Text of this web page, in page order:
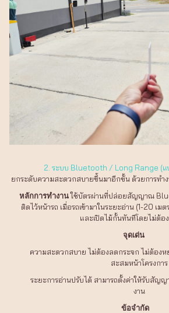
2. ระบบ Bluetooth / Long Range (แ
ยกระดับความสะดวกสบายขึ้นมาอีกขั้น ด้วยการทำ
หลักการทำงานใช้บัตรผ่านที่ปล่อยสัญญาณ
ติดไว้หน้ารถ เมื่อรถเข้ามาในระยะอ่าน (1-20 เ
และเปิดไม้กั้นทันทีโดยไม่ต้อ
จุดเด่น
ความสะดวกสบาย ไม่ต้องลดกระจก ไม่ต้อง
สะสมหน้าโครงการ
ระยะการอ่านปรับได้ สามารถตั้งค่าให้รับสัญ
งาน
ข้อจำกัด